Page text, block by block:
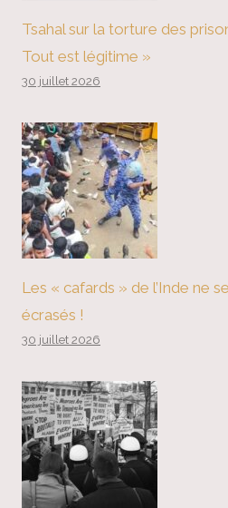
Tsahal sur la torture des
Tout est légitime »
30 juillet 2026
Les « cafards » de l’Inde ne
écrasés !
30 juillet 2026